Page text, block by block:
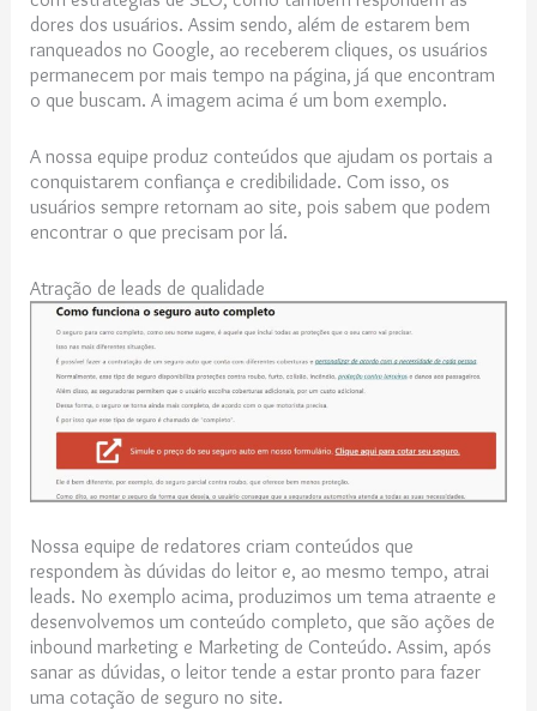
dores dos usuários. Assim sendo, além de estarem bem
ranqueados no Google, ao receberem cliques, os usuários
permanecem por mais tempo na página, já que encontram
o que buscam. A imagem acima é um bom exemplo.
A nossa equipe produz conteúdos que ajudam os portais a
conquistarem confiança e credibilidade. Com isso, os
usuários sempre retornam ao site, pois sabem que podem
encontrar o que precisam por lá.
Atração de leads de qualidade
Nossa equipe de redatores criam conteúdos que
respondem às dúvidas do leitor e, ao mesmo tempo, atrai
leads. No exemplo acima, produzimos um tema atraente e
desenvolvemos um conteúdo completo, que são ações de
inbound marketing e Marketing de Conteúdo. Assim, após
sanar as dúvidas, o leitor tende a estar pronto para fazer
uma cotação de seguro no site.